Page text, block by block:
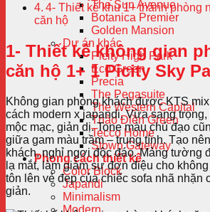
The Sun Avenue
Botanica Premier
Golden Mansion
Dự án khác
Picity High Park
Eco Green
Precia
The Pegasuite
The Western Capital
Thảo Điền Green
Tecco Home
Stown Gateway
Phong cách thiết kế
Color Block
Japandi
Minimalism
Modern
4- Thiết kế khu 1+ thành phòng
căn hộ
1- Thiết kế không gian
căn hộ 1+ 1 Picity Sky
Không gian phòng khách được KTS
cách modern x japandi. Vừa sang
mộc mạc, giản dị. Tone màu chủ đạo
giữa gam màu trầm – trung tính. Tạo
khách, nghỉ ngơi độc đáo. Mảng tường
lạ mắt, làm giảm sự đơn điệu cho
tôn lên vẻ đẹp của chiếc sofa nhã nhặn
giản.